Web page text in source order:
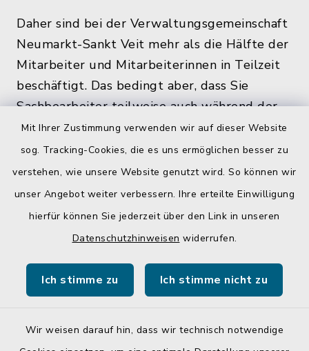
Mit Ihrer Zustimmung verwenden wir auf dieser Website
sog. Tracking-Cookies, die es uns ermöglichen besser zu
verstehen, wie unsere Website genutzt wird. So können wir
unser Angebot weiter verbessern. Ihre erteilte Einwilligung
hierfür können Sie jederzeit über den Link in unseren
Datenschutzhinweisen widerrufen.
Ich stimme zu Ich stimme nicht zu
Wir weisen darauf hin, dass wir technisch notwendige
Daher sind bei der Verwaltungsgemeinschaft
Neumarkt-Sankt Veit mehr als die Hälfte der
Mitarbeiter und Mitarbeiterinnen in Teilzeit
beschäftigt. Das bedingt aber, dass Sie
Sachbearbeiter teilweise auch während der
üblichen Bürozeiten und zu den
Öffnungszeiten, nicht im Rathaus antreffen.
Quicklinks
Landratsamt Mühldorf a. Inn